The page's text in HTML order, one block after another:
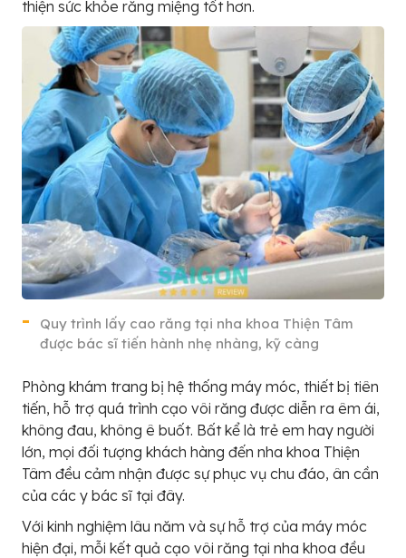
thiện sức khỏe răng miệng tốt hơn.
Quy trình lấy cao răng tại nha khoa Thiện Tâm
được bác sĩ tiến hành nhẹ nhàng, kỹ càng
Phòng khám trang bị hệ thống máy móc, thiết bị tiên
tiến, hỗ trợ quá trình cạo vôi răng được diễn ra êm ái,
không đau, không ê buốt. Bất kể là trẻ em hay người
lớn, mọi đối tượng khách hàng đến nha khoa Thiện
Tâm đều cảm nhận được sự phục vụ chu đáo, ân cần
của các y bác sĩ tại đây.
Với kinh nghiệm lâu năm và sự hỗ trợ của máy móc
hiện đại, mỗi kết quả cạo vôi răng tại nha khoa đều